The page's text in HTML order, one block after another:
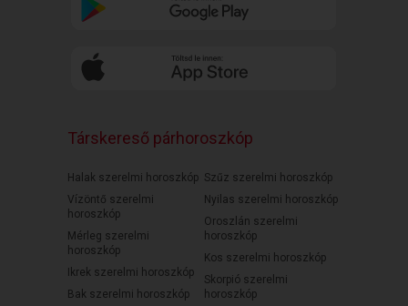
Társkereső párhoroszkóp
Halak szerelmi horoszkóp
Vízöntő szerelmi
horoszkóp
Mérleg szerelmi
horoszkóp
Ikrek szerelmi horoszkóp
Bak szerelmi horoszkóp
Szűz szerelmi horoszkóp
Nyilas szerelmi horoszkóp
Oroszlán szerelmi
horoszkóp
Kos szerelmi horoszkóp
Skorpió szerelmi
horoszkóp